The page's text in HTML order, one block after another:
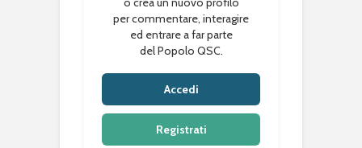
per commentare, interagire
ed entrare a far parte
del Popolo QSC.
Accedi
Registrati